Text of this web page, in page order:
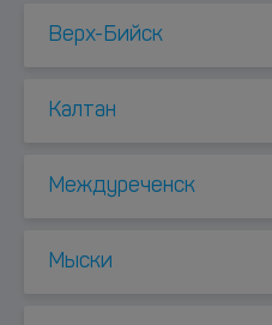
Верх-Бийск
Калтан
Междуреченск
Мыски